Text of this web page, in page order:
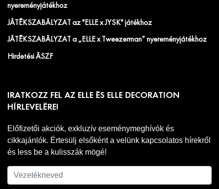
nyereményjátékhoz
JÁTÉKSZABÁLYZAT az "ELLE x JYSK" játékhoz
JÁTÉKSZABÁLYZAT a „ELLE x Tweezerman” nyereményjátékhoz
Hirdetési ÁSZF
IRATKOZZ FEL AZ ELLE ÉS ELLE DECORATION
HÍRLEVELÉRE!
Előfizetői akciók, exkluzív eseménymeghívók és
cikkajánlók. Értesülj elsőként a velünk kapcsolatos hírekről
és less be a kulisszák mögé!